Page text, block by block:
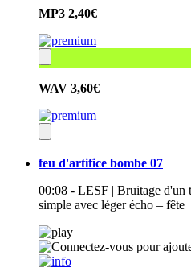
MP3 2,40€
WAV 3,60€
feu d'artifice bombe 07
00:08 - LESF | Bruitage d'un
simple avec léger écho – fête